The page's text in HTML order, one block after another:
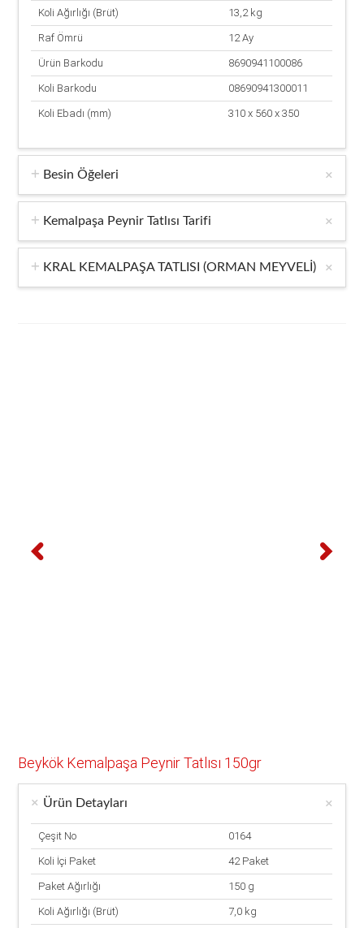
Koli Ağırlığı (Brüt) 13,2 kg
Raf Ömrü 12 Ay
Ürün Barkodu 8690941100086
Koli Barkodu 08690941300011
Koli Ebadı (mm) 310 x 560 x 350
Besin Öğeleri
Kemalpaşa Peynir Tatlısı Tarifi
KRAL KEMALPAŞA TATLISI (ORMAN MEYVELİ)
Beykök Kemalpaşa Peynir Tatlısı 150gr
Ürün Detayları
Çeşit No 0164
Koli İçi Paket 42 Paket
Paket Ağırlığı 150 g
Koli Ağırlığı (Brüt) 7,0 kg